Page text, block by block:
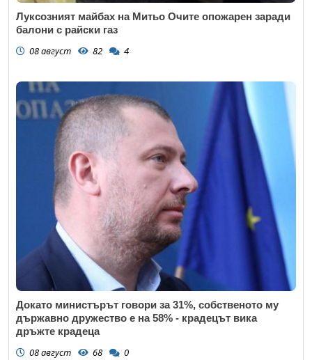
Луксозният майбах на Митьо Очите опожарен заради
балони с райски газ
08 август 82 4
Докато министърът говори за 31%, собственото му
държавно дружество е на 58% - крадецът вика
дръжте крадеца
08 август 68 0